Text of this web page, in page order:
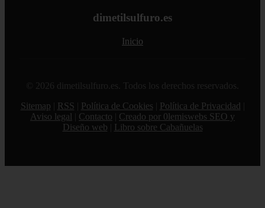
dimetilsulfuro.es
Inicio
© 2026 dimetilsulfuro.es. Todos los derechos reservados.
Sitemap
RSS Política de Cookies Política de Privacidad
Aviso legal
Contacto
Creado por 0lemiswebs SEO y
Diseño web
Libro sobre Cabañuelas